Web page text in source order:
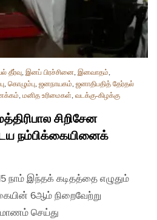
தீர்வு, இனப் பிரச்சினை, இனவாதம்,
, கொழும்பு, ஜனநாயகம், ஜனாதிபதித் தேர்தல்
, மனித உரிமைகள், வடக்கு-கிழக்கு
சிறிசேன
நம்பிக்கையினைக்
நாம் இந்தக் கடிதத்தை எழுதும்
6ஆம் நிறைவேற்று
செய்து